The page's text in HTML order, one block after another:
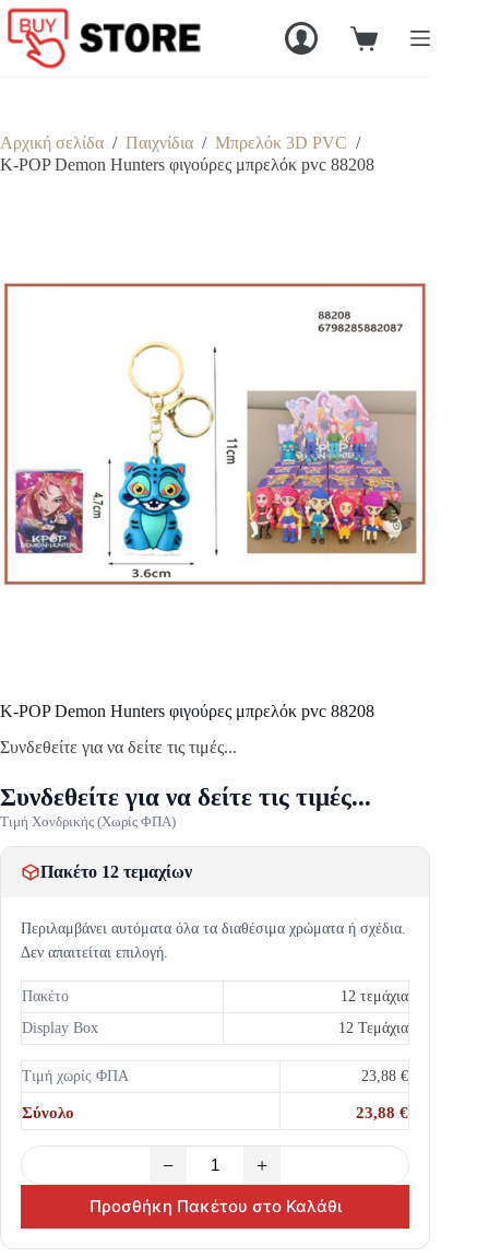
Μετάβαση
στο
περιεχόμενο
Καλάθι
Αρχική σελίδα / Παιχνίδια / Μπρελόκ 3D PVC /
K-POP Demon Hunters φιγούρες μπρελόκ pvc 88208
K-POP Demon Hunters φιγούρες μπρελόκ pvc 88208
Συνδεθείτε για να δείτε τις τιμές...
Συνδεθείτε για να δείτε τις τιμές...
Τιμή Χονδρικής (Χωρίς ΦΠΑ)
Πακέτο 12 τεμαχίων
Περιλαμβάνει αυτόματα όλα τα διαθέσιμα χρώματα ή σχέδια.
Δεν απαιτείται επιλογή.
Πακέτο
12 τεμάχια
Display Box
12 Τεμάχια
Τιμή χωρίς ΦΠΑ 23,88 €
Σύνολο 23,88 €
− +
Προσθήκη Πακέτου στο Καλάθι